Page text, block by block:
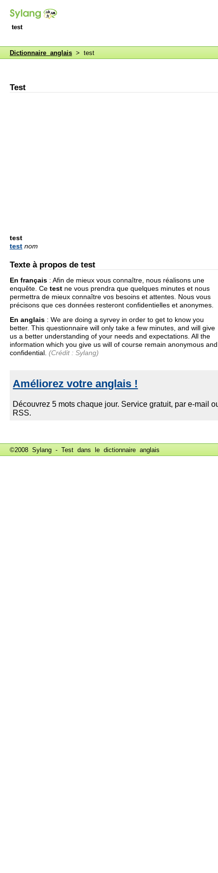
test
Dictionnaire anglais > test
Test
test
test nom
Texte à propos de test
En français : Afin de mieux vous connaître, nous réalisons une
enquête. Ce test ne vous prendra que quelques minutes et nous
permettra de mieux connaître vos besoins et attentes. Nous vous
précisons que ces données resteront confidentielles et anonymes.
En anglais : We are doing a syrvey in order to get to know you
better. This questionnaire will only take a few minutes, and will give
us a better understanding of your needs and expectations. All the
information which you give us will of course remain anonymous and
confidential. (Crédit : Sylang)
©2008 Sylang - Test dans le dictionnaire anglais